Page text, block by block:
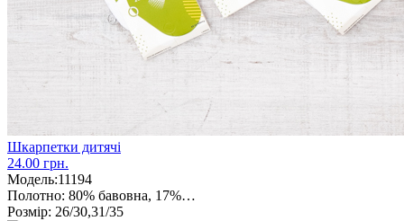
Шкарпетки дитячі
24.00 грн.
Модель:11194
Полотно: 80% бавовна, 17%…
Розмір: 26/30,31/35